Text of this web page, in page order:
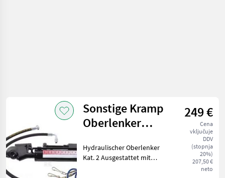
Sonstige Kramp
Oberlenker
776mm
249 €
Cena
vključuje
DDV
(stopnja
20%)
207,50 €
neto
Hydraulischer Oberlenker
Kat. 2 Ausgestattet mit